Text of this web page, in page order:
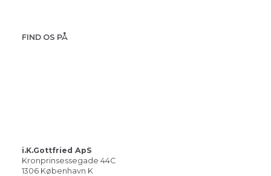
FIND OS PÅ
i.K.Gottfried ApS
Kronprinsessegade 44C
1306 København K